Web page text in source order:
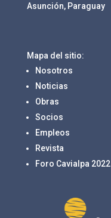
Asunción, Paraguay
Mapa del sitio:
Nosotros
Noticias
Obras
Socios
Empleos
Revista
Foro Cavialpa 2022